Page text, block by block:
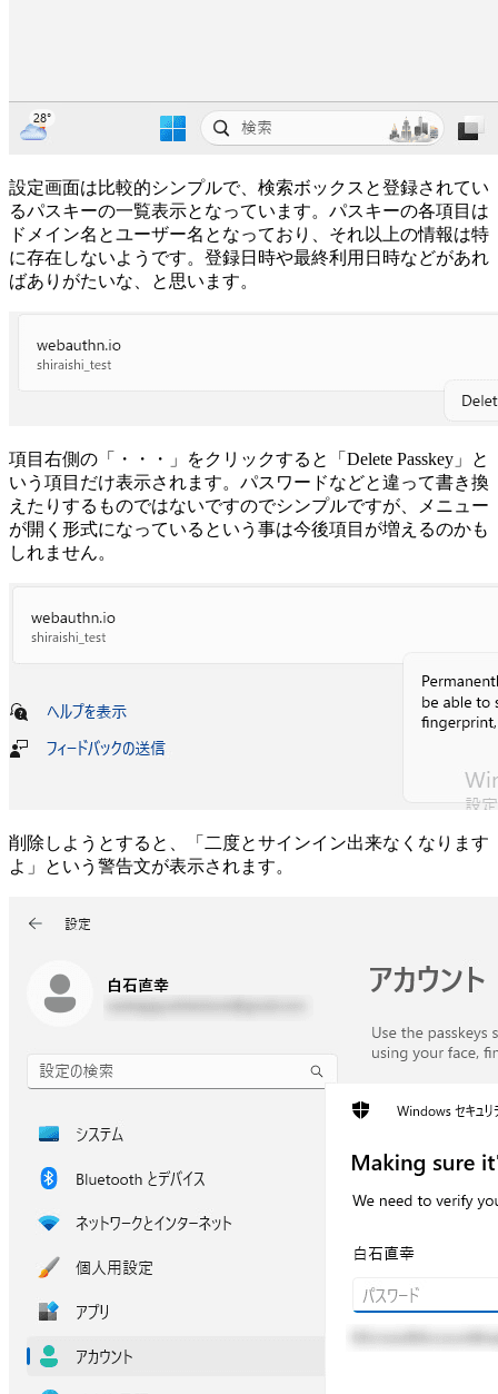
設定画面は比較的シンプルで、検索ボックスと登録されてい
るパスキーの一覧表示となっています。パスキーの各項目は
ドメイン名とユーザー名となっており、それ以上の情報は特
に存在しないようです。登録日時や最終利用日時などがあれ
ばありがたいな、と思います。
項目右側の「・・・」をクリックすると「Delete Passkey」と
いう項目だけ表示されます。パスワードなどと違って書き換
えたりするものではないですのでシンプルですが、メニュー
が開く形式になっているという事は今後項目が増えるのかも
しれません。
削除しようとすると、「二度とサインイン出来なくなります
よ」という警告文が表示されます。